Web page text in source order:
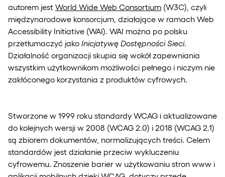
autorem jest World Wide Web Consortium (W3C), czyli
międzynarodowe konsorcjum, działające w ramach Web
Accessibility Initiative (WAI). WAI można po polsku
przetłumaczyć jako Inicjatywę Dostępności Sieci.
Działalność organizacji skupia się wokół zapewniania
wszystkim użytkownikom możliwości pełnego i niczym nie
zakłóconego korzystania z produktów cyfrowych.
Stworzone w 1999 roku standardy WCAG i aktualizowane
do kolejnych wersji w 2008 (WCAG 2.0) i 2018 (WCAG 2.1)
są zbiorem dokumentów, normalizujących treści. Celem
standardów jest działanie przeciw wykluczeniu
cyfrowemu. Znoszenie barier w użytkowaniu stron www i